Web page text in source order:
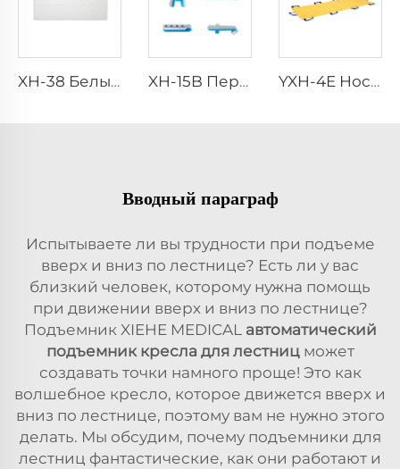
XH-38 Белый похоронный мешок для тела XH-15B Переносной водонепрониимый фиксатор переломов для экстренной помощи YXH-4E Носилки
Вводный параграф
Испытываете ли вы трудности при подъеме
вверх и вниз по лестнице? Есть ли у вас
близкий человек, которому нужна помощь
при движении вверх и вниз по лестнице?
Подъемник XIEHE MEDICAL автоматический
подъемник кресла для лестниц может
создавать точки намного проще! Это как
волшебное кресло, которое движется вверх и
вниз по лестнице, поэтому вам не нужно этого
делать. Мы обсудим, почему подъемники для
лестниц фантастические, как они работают и